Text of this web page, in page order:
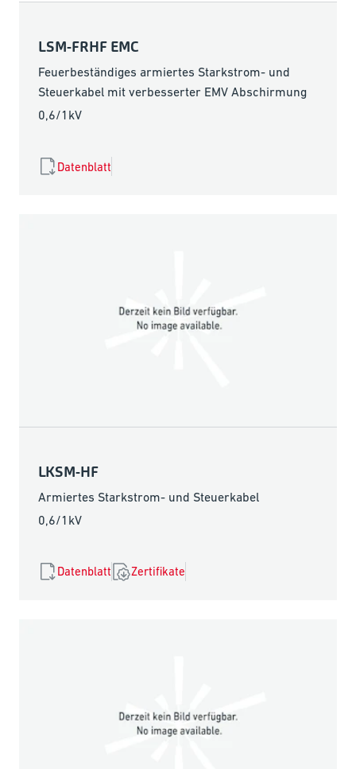
LSM-FRHF EMC
Feuerbeständiges armiertes Starkstrom- und
Steuerkabel mit verbesserter EMV Abschirmung
0,6/1kV
Datenblatt
LKSM-HF
Armiertes Starkstrom- und Steuerkabel
0,6/1kV
Datenblatt Zertifikate